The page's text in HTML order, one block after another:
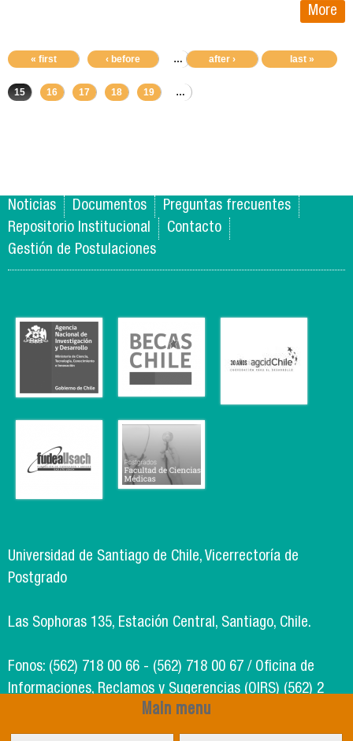
Main menu
More
« first ‹ before … 11 14
15 16 17 18 19 …
after › last »
Noticias Documentos
Preguntas frecuentes
Repositorio Institucional
Contacto
Gestión de Postulaciones
Universidad de Santiago de Chile, Vicerrectoría de
Postgrado
Las Sophoras 135, Estación Central, Santiago, Chile.
Fonos: (562) 718 00 66 - (562) 718 00 67 / Oficina de
Informaciones, Reclamos y Sugerencias (OIRS) (562) 2